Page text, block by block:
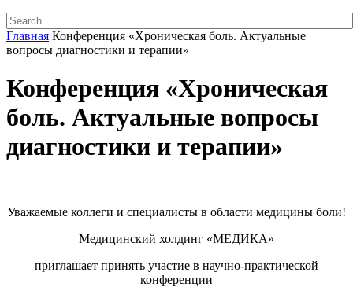
Главная Конференция «Хроническая боль. Актуальные
вопросы диагностики и терапии»
Конференция «Хроническая
боль. Актуальные вопросы
диагностики и терапии»
Уважаемые коллеги и специалисты в области медицины боли!
Медицинский холдинг «МЕДИКА»
приглашает принять участие в научно-практической
конференции